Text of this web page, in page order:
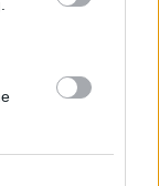
miała
ale